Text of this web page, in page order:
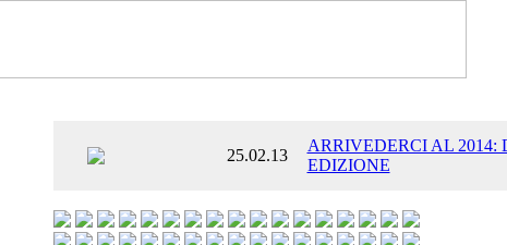
25.02.13
ARRIVEDERCI AL 2014:
EDIZIONE